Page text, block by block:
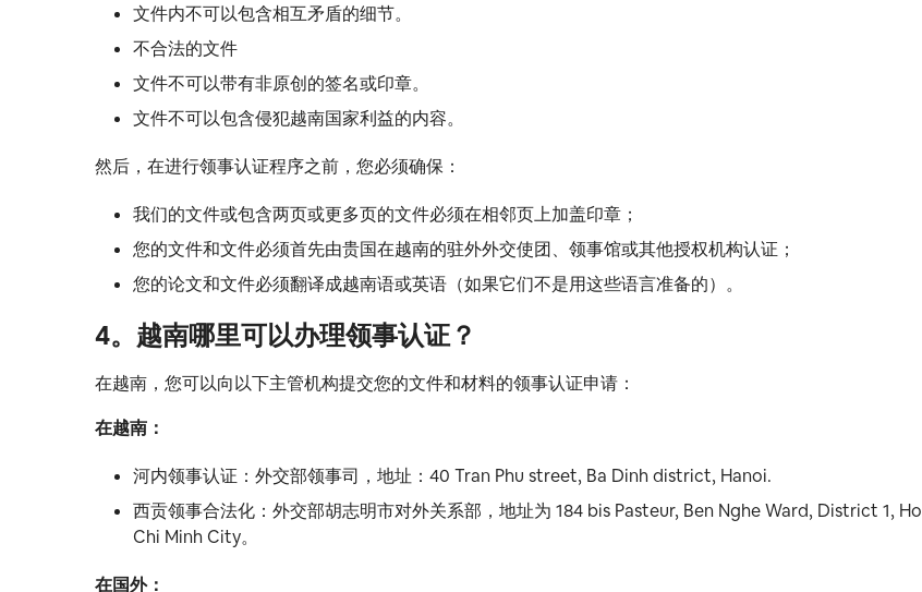
文件内不可以包含相互矛盾的细节。
不合法的文件
文件不可以带有非原创的签名或印章。
文件不可以包含侵犯越南国家利益的内容。
然后，在进行领事认证程序之前，您必须确保：
我们的文件或包含两页或更多页的文件必须在相邻页上加盖印章；
您的文件和文件必须首先由贵国在越南的驻外外交使团、领事馆或其他授权机构认证；
您的论文和文件必须翻译成越南语或英语（如果它们不是用这些语言准备的）。
4。 越南哪里可以办理领事认证？
在越南，您可以向以下主管机构提交您的文件和材料的领事认证申请：
在越南：
河内领事认证：外交部领事司，地址：40 Tran Phu street, Ba Dinh district, Hanoi.
西贡领事合法化：外交部胡志明市对外关系部，地址为 184 bis Pasteur, Ben Nghe Ward, District 1, Ho
Chi Minh City。
在国外：